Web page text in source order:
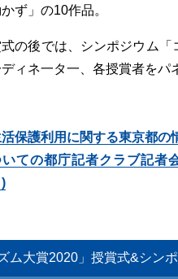
ず」の10作品。
の後では、シンポジウム
ディネ一タ一、各授賞者をパ
保護利用に関する東京都の
いての都庁記者クラブ記者
)
ム大賞2020」授賞式&シン